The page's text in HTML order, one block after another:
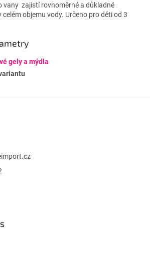
vany zajistí rovnoměrné a důkladné
objemu vody. Určeno pro děti od 3
gely a mýdla